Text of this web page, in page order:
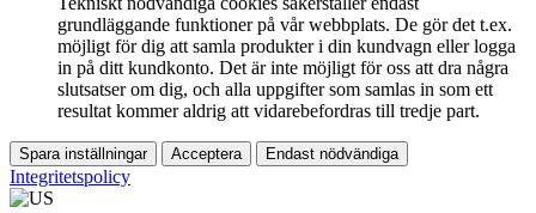
grundläggande funktioner på vår webbplats. De gör det t.ex.
möjligt för dig att samla produkter i din kundvagn eller logga
in på ditt kundkonto. Det är inte möjligt för oss att dra några
slutsatser om dig, och alla uppgifter som samlas in som ett
resultat kommer aldrig att vidarebefordras till tredje part.
Spara inställningar Acceptera Endast nödvändiga
Integritetspolicy